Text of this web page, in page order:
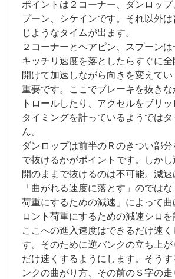
ポイントは２コーナー、ダンロッ
プーン、シケインです。それ以外
じようなタイムが出ます。
２コーナーとヘアピン、スプーン
キッチリ速度を落としたらすぐに
開けて加速しながら向きを変えて
重要です。ここでブレーキを抜き
トロールしたり、アクセルをブリ
タイミングを計っているようでは
ん。
ダンロップは前半のＲのきつい部
で抜けるかがポイントです。しか
開のままで抜けるのは不可能。減
「曲がれる速度に落とす」のでは
荷重にするための減速」によって
ロント荷重にするための減速シロを
ここへの進入速度はできるだけ速
す。そのために逆バンクの立ち上
だけ速くするようにします。そう
ンクの曲がり方、その前のＳ字の